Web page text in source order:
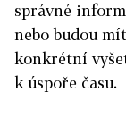
správné
nebo budou
konkrétní
k úspoře času.